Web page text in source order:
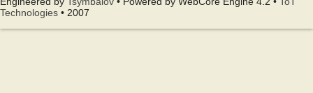
Technologies • 2007